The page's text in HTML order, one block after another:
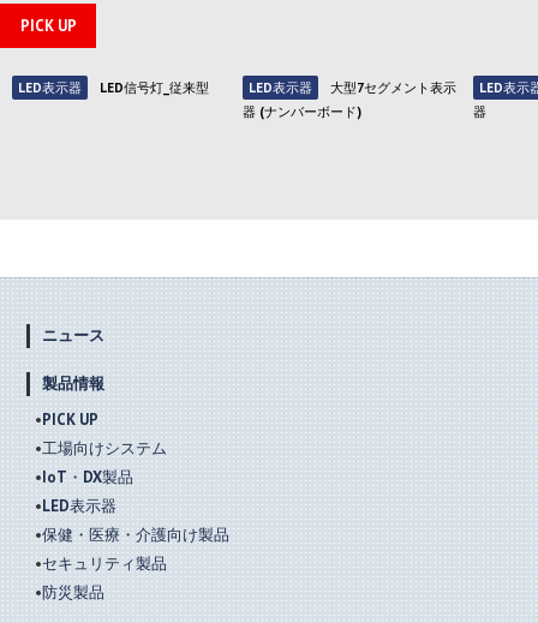
PICK UP
LED表示器 LED信号灯_従来型 LED表示器
大型7セグメント表示
器 (ナンバーボード)
LED表示
器
ニュース
製品情報
PICK UP
工場向けシステム
IoT・DX製品
LED表示器
保健・医療・介護向け製品
セキュリティ製品
防災製品